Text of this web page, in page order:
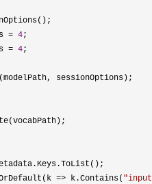
= 4;
= 4;
sessionOptions);
=> k.Contains( "